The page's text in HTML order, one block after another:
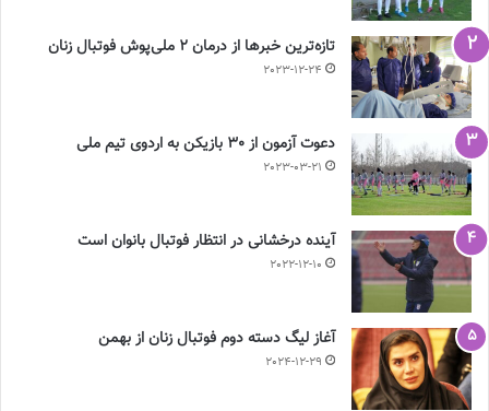
تازه‌ترین خبرها از درمان ۲ ملی‌پوش فوتبال زنان
2023-12-24
دعوت آزمون از 30 بازیکن به اردوی تیم ملی
2023-03-21
آینده درخشانی در انتظار فوتبال بانوان است
2022-12-10
آغاز لیگ دسته دوم فوتبال زنان از بهمن
2024-12-29